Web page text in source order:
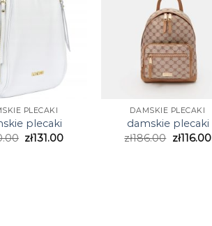
PLECAKI
plecaki
zł131.00
DAMSKIE PLECAKI
damskie plecaki
zł186.00 zł116.00